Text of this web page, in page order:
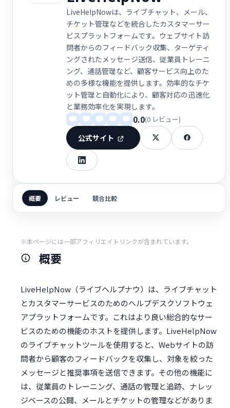
LiveHelpNowは、ライブチャット、メール、
チケット管理などを統合したカスタマーサー
ビスプラットフォームです。ウェブサイト訪
問者からのフィードバック収集、ターゲティ
ングされたメッセージ送信、従業員トレーニ
ング、通話管理など、顧客サービス向上のた
めの多様な機能を提供します。効率的なチケ
ット管理と自動化により、顧客対応の迅速化
と業務効率化を実現します。
0.0(0 レビュー)
公式サイト
概要 レビュー 競合比較
※本ページには一部アフィリエイトリンクが含まれています。
概要
LiveHelpNow（ライブヘルプナウ）は、ライブチャット
とカスタマーサービスのためのヘルプデスクソフトウェ
アプラットフォームです。これはより良い総合的なサー
ビスのための機能のホストを提供します。LiveHelpNow
のライブチャットツールを使用すると、Webサイトの訪
問者から顧客のフィードバックを収集し、対象を絞った
メッセージと推奨事項を送信できます。その他の機能に
は、従業員のトレーニング、通話の管理と追跡、ナレッ
ジベースの公開、メールとチケットの管理などがありま